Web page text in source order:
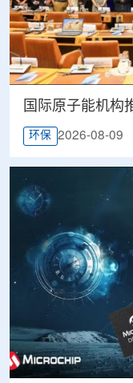
国际原子能机构
环保 2026-08-09